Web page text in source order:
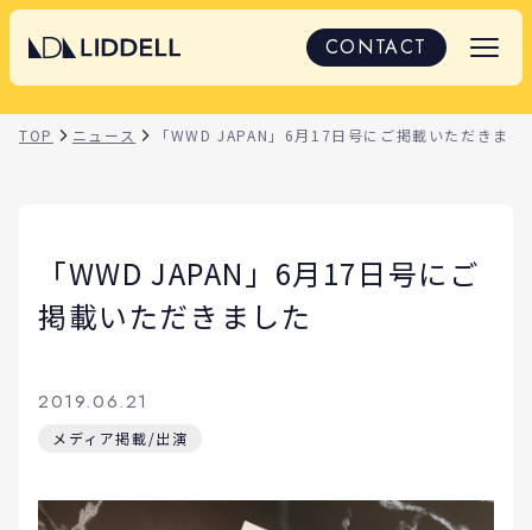
CONTACT
TOP ニュース 「WWD JAPAN」6月17日号にご掲載いただきまし
「WWD JAPAN」6月17日号にご
掲載いただきました
2019.06.21
メディア掲載/出演